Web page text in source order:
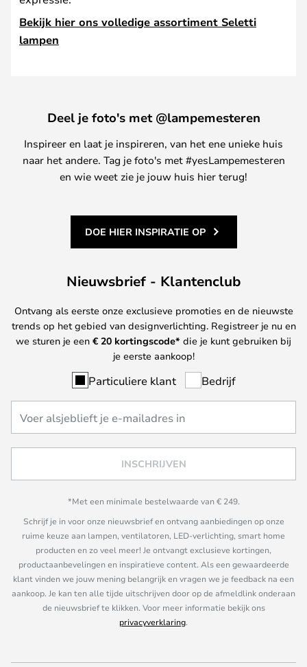
Bekijk hier ons volledige assortiment Seletti
lampen
Deel je foto's met @lampemesteren
Inspireer en laat je inspireren, van het ene unieke huis
naar het andere. Tag je foto's met #yesLampemesteren
en wie weet zie je jouw huis hier terug!
DOE HIER INSPIRATIE OP
Nieuwsbrief - Klantenclub
Ontvang als eerste onze exclusieve promoties en de nieuwste
trends op het gebied van designverlichting. Registreer je nu en
we sturen je een € 20 kortingscode* die je kunt gebruiken bij
je eerste aankoop!
Particuliere klant Bedrijf
INSCHRIJVEN
*Met een minimale bestelwaarde van € 249.
Schrijf je in voor onze nieuwsbrief en ontvang aanbiedingen op onze
ruime keuze aan lampen, ventilatoren, LED-verlichting, smart home
producten en zo veel meer! Je ontvangt exclusieve kortingen,
productaanbevelingen en inspiratieve content. Als een gewaardeerde
klant vinden we jouw mening belangrijk en vragen we je feedback na een
aankoop. Je kan ten alle tijde uitschrijven door op de afmeldlink onderaan
de nieuwsbrief te klikken. Voor meer informatie bekijk ons
privacyverklaring.